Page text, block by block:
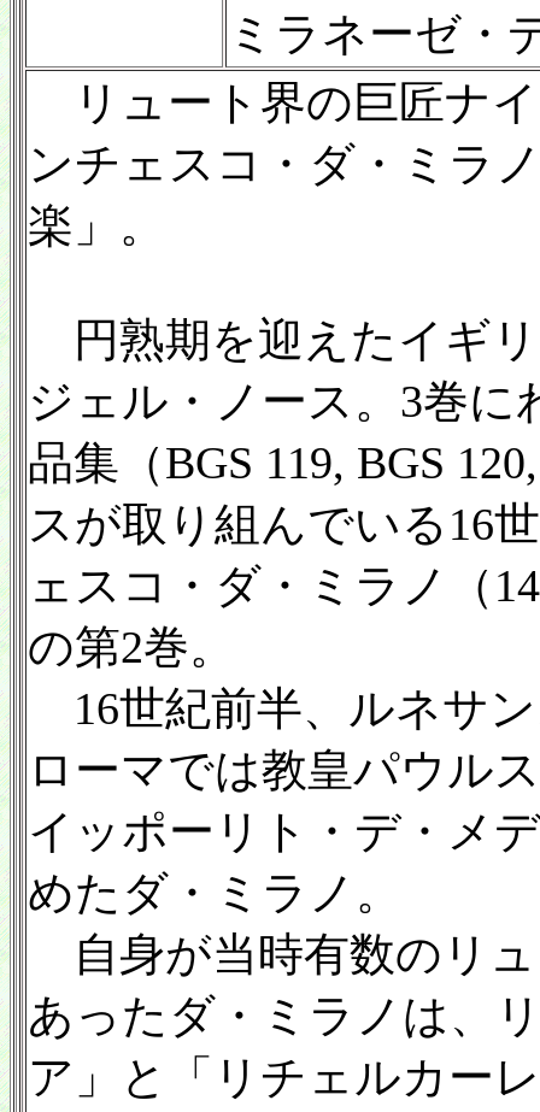
ミラネーゼ・
リュート界の巨匠ナ
ンチェスコ・ダ・ミラ
楽」。
円熟期を迎えたイギ
ジェル・ノース。3巻
品集（BGS 119, BGS
スが取り組んでいる16
ェスコ・ダ・ミラノ（
の第2巻。
16世紀前半、ルネサ
ローマでは教皇パウル
イッポーリト・デ・メ
めたダ・ミラノ。
自身が当時有数のリ
あったダ・ミラノは、
ア」と「リチェルカー